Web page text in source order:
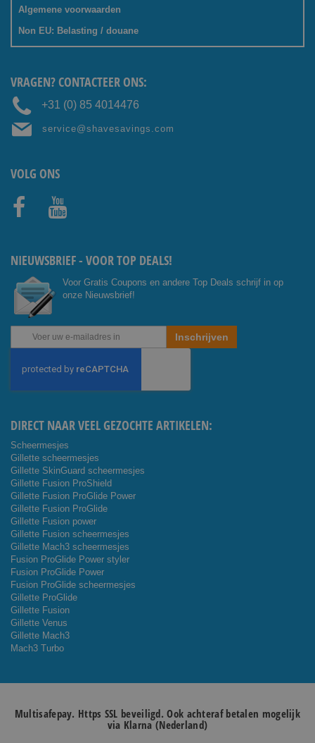
Algemene voorwaarden
Non EU: Belasting / douane
VRAGEN? CONTACTEER ONS:
+31 (0) 85 4014476
service@shavesavings.com
VOLG ONS
NIEUWSBRIEF - VOOR TOP DEALS!
Voor Gratis Coupons en andere Top Deals schrijf in op
onze Nieuwsbrief!
Abonneer
onze
Inschrijven
DIRECT NAAR VEEL GEZOCHTE ARTIKELEN:
Scheermesjes
Gillette scheermesjes
Gillette SkinGuard scheermesjes
Gillette Fusion ProShield
Gillette Fusion ProGlide Power
Gillette Fusion ProGlide
Gillette Fusion power
Gillette Fusion scheermesjes
Gillette Mach3 scheermesjes
Fusion ProGlide Power styler
Fusion ProGlide Power
Fusion ProGlide scheermesjes
Gillette ProGlide
Gillette Fusion
Gillette Venus
Gillette Mach3
Mach3 Turbo
Multisafepay. Https SSL beveiligd. Ook achteraf betalen mogelijk
via Klarna (Nederland)